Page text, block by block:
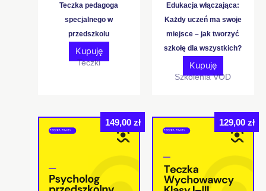
Teczka pedagoga
specjalnego w
przedszkolu
Kupuję
Teczki
Edukacja włączająca:
Każdy uczeń ma swoje
miejsce – jak tworzyć
szkołę dla wszystkich?
Kupuję
Szkolenia VOD
149,00 zł 129,00 zł